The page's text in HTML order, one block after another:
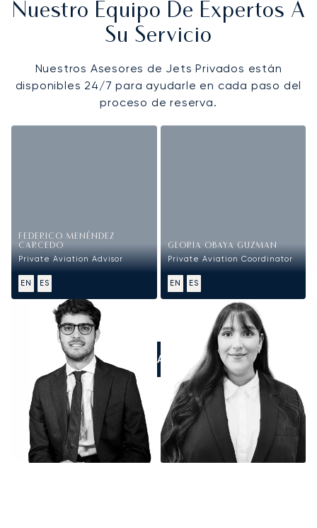
Nuestro Equipo De Expertos A
Su Servicio
Nuestros Asesores de Jets Privados están
disponibles 24/7 para ayudarle en cada paso del
proceso de reserva.
FEDERICO MENÉNDEZ
CARCEDO
Private Aviation Advisor
EN ES
GLORIA OBAYA GUZMAN
Private Aviation Coordinator
EN ES
LLÁMANOS